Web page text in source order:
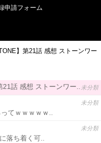
申請フォーム
】第21話 感想 ストーンワー
未分類
21話 感想 ストーンワー..
未分類
てｗｗｗｗｗ..
未分類
落ち着く可..